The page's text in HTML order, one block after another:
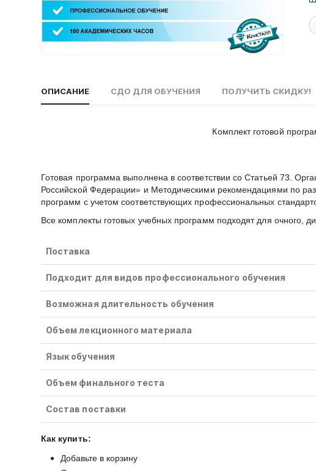
ОПИСАНИЕ СДО ДЛЯ ОБУЧЕНИЯ ПОЛУЧИТЬ СКИДКУ!
Комплект готовой
Готовая программа выполнена в соответствии со Статьей 73.
Российской Федерации» и Методическими рекомендациями по
программ с учетом соответствующих профессиональных
Все комплекты готовых учебных программ подходят для очного,
Поставка
Подходит для видов профессионального обучения
Возможная длительность обучения
Объем лекционного материала
Язык обучения
Объем финального теста
Состав поставки
Как купить:
Добавьте в корзину